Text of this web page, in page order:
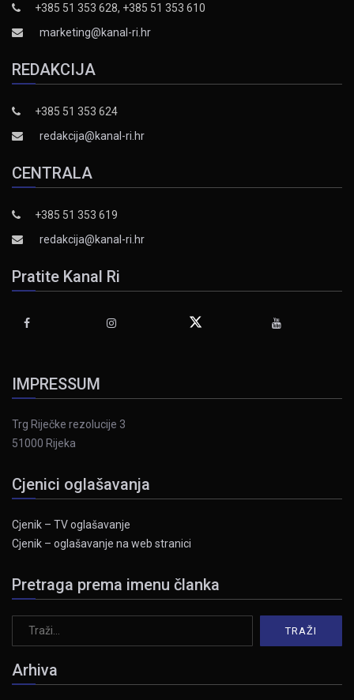
+385 51 353 628, +385 51 353 610
marketing@kanal-ri.hr
REDAKCIJA
+385 51 353 624
redakcija@kanal-ri.hr
CENTRALA
+385 51 353 619
redakcija@kanal-ri.hr
Pratite Kanal Ri
IMPRESSUM
Trg Riječke rezolucije 3
51000 Rijeka
Cjenici oglašavanja
Cjenik – TV oglašavanje
Cjenik – oglašavanje na web stranici
Pretraga prema imenu članka
Arhiva